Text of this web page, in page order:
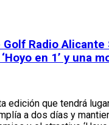
Radio Alicante
en 1’ y una
edición que tendrá
a dos días y